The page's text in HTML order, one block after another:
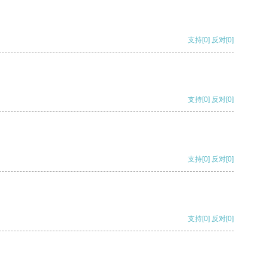
支持[0] 反对[0]
支持[0] 反对[0]
支持[0] 反对[0]
支持[0] 反对[0]